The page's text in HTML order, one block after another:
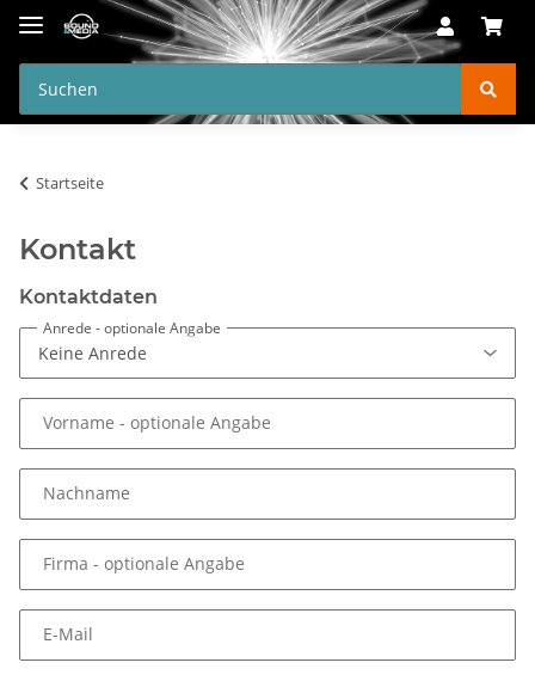
Startseite
Kontakt
Kontaktdaten
Anrede - optionale Angabe
Vorname - optionale Angabe
Nachname
Firma - optionale Angabe
E-Mail